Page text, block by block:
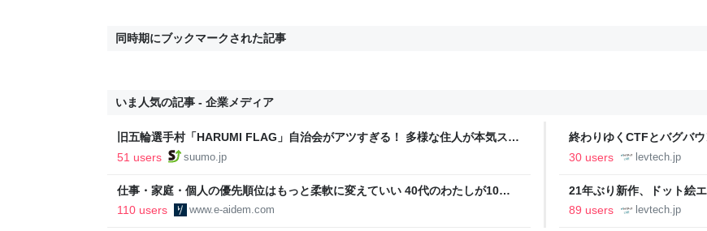
同時期にブックマークされた記事
いま人気の記事 - 企業メディア
旧五輪選手村「HARUMI FLAG」自治会がアツすぎる！ 多様な住人が本気スキ
ルで挑む、盆踊り2万人集客や交通改善など“街の価値向上”戦略 東京・中央
51 users suumo.jp
終わりゆくCTFとバグバ
ること【フォーカス】 - レ
30 users levtech.jp
仕事・家庭・個人の優先順位はもっと柔軟に変えていい 40代のわたしが10年
後の自分に伝えたいこと - りっすん by イーアイデム
110 users www.e-aidem.com
21年ぶり新作、ドット絵
ついて作者に聞く【フォ
89 users levtech.jp